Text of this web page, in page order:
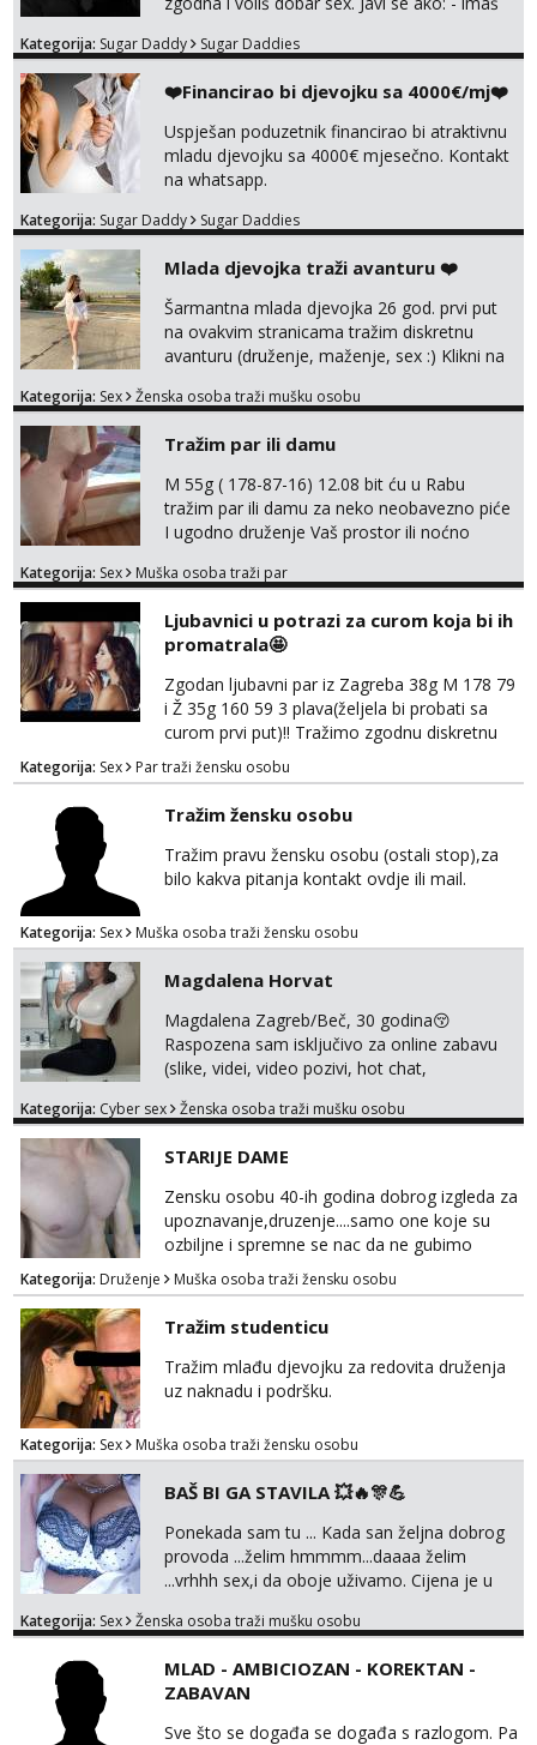
kosu - se dobro ljubiš - si fleksibilna s
dostupna radnim danom (vikendi i noći su za
obitelj) - vodiš brigu o zdravlju i koristiš
zaštitu Ne javljajte se: - debele - frajeri i
paro...
Kategorija: Sugar Daddy Sugar Daddies
❤️Financirao bi djevojku sa 4000€/mj❤️
Uspješan poduzetnik financirao bi atraktivnu
mladu djevojku sa 4000€ mjesečno. Kontakt
na whatsapp.
Kategorija: Sugar Daddy Sugar Daddies
Mlada djevojka traži avanturu ❤️
Šarmantna mlada djevojka 26 god. prvi put
na ovakvim stranicama tražim diskretnu
avanturu (druženje, maženje, sex :) Klikni na
Kategorija: Sex Ženska osoba traži mušku osobu
Tražim par ili damu
M 55g ( 178-87-16) 12.08 bit ću u Rabu
tražim par ili damu za neko neobavezno piće
I ugodno druženje Vaš prostor ili noćno
trata.vrh@gmail.com
Kategorija: Sex Muška osoba traži par
Ljubavnici u potrazi za curom koja bi ih
promatrala🤩
Zgodan ljubavni par iz Zagreba 38g M 178 79
i Ž 35g 160 59 3 plava(željela bi probati sa
curom prvi put)!! Tražimo zgodnu diskretnu
curu koja bi nas promatrala dok imamo
žestok odnos. Može se pridruziti ali i ne
mora.Bitno da uzivamo diskretno anonimno
bez upoznavanja puno.Sliku mozemo
razmjeniti,ali najbolje uzivo se upoznati. Na
goo smo do 15.8 poslije tog mozemo se
Kategorija: Sex Par traži žensku osobu
Tražim žensku osobu
Tražim pravu žensku osobu (ostali stop),za
bilo kakva pitanja kontakt ovdje ili mail.
Kategorija: Sex Muška osoba traži žensku osobu
Magdalena Horvat
Magdalena Zagreb/Beč, 30 godina😚
Raspozena sam isključivo za online zabavu
(slike, videi, video pozivi, hot chat,
oglasu su MOJE❗ Instagram:
TELEGRAM: @MagdalenaMagy 👈
(ODGOVARAM JAKO BRZO TU I TU PISITE
AKO STE ZA ZABAVU)🔥 Moguće
verifkovanje prije zabave✅ JAVI MI SE I
ISPUNI SVOJE NAJVECE FANTAZIJE😈 CEKA...
Kategorija: Cyber sex Ženska osoba traži mušku osobu
STARIJE DAME
Zensku osobu 40-ih godina dobrog izgleda za
upoznavanje,druzenje....samo one koje su
ozbiljne i spremne se nac da ne gubimo
vrijeme!
Kategorija: Druženje Muška osoba traži žensku osobu
Tražim studenticu
Tražim mlađu djevojku za redovita druženja
uz naknadu i podršku.
Kategorija: Sex Muška osoba traži žensku osobu
BAŠ BI GA STAVILA 💥🔥🎊💪
Ponekada sam tu ... Kada san željna dobrog
provoda ...želim hmmmm...daaaa želim
...vrhhh sex,i da oboje uživamo. Cijena je u
Procjeni jesi li ti taj .?! Ja bi jednog ali
guza ... Javi se 🔥Samo na mail.
Kategorija: Sex Ženska osoba traži mušku osobu
MLAD - AMBICIOZAN - KOREKTAN -
ZABAVAN
Sve što se događa se događa s razlogom. Pa